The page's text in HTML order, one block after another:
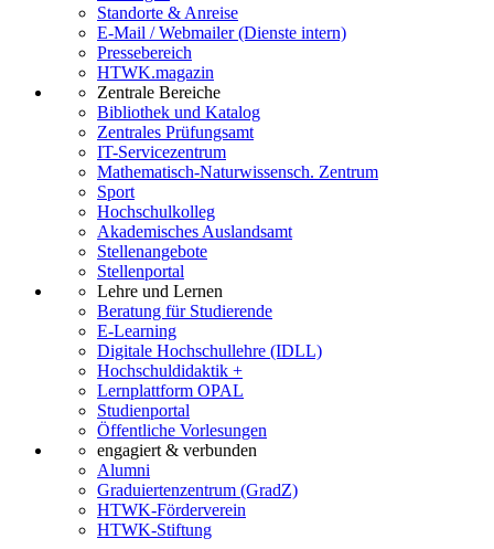
Standorte & Anreise
E-Mail / Webmailer (Dienste intern)
Pressebereich
HTWK.magazin
Zentrale Bereiche
Bibliothek und Katalog
Zentrales Prüfungsamt
IT-Servicezentrum
Mathematisch-Naturwissensch. Zentrum
Sport
Hochschulkolleg
Akademisches Auslandsamt
Stellenangebote
Stellenportal
Lehre und Lernen
Beratung für Studierende
E-Learning
Digitale Hochschullehre (IDLL)
Hochschuldidaktik +
Lernplattform OPAL
Studienportal
Öffentliche Vorlesungen
engagiert & verbunden
Alumni
Graduiertenzentrum (GradZ)
HTWK-Förderverein
HTWK-Stiftung